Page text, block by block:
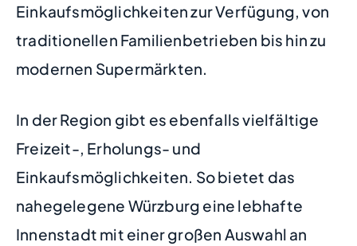
Einkaufsmöglichkeiten zur Verfügung, von
traditionellen Familienbetrieben bis hin zu
modernen Supermärkten.
In der Region gibt es ebenfalls vielfältige
Freizeit-, Erholungs- und
Einkaufsmöglichkeiten. So bietet das
nahegelegene Würzburg eine lebhafte
Innenstadt mit einer großen Auswahl an